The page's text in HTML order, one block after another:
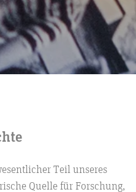
Teil unseres
Quelle für Forschung,